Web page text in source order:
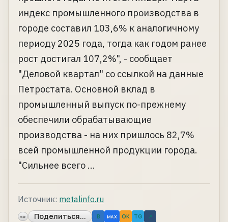
индекс промышленного производства в
городе составил 103,6% к аналогичному
периоду 2025 года, тогда как годом ранее
рост достигал 107,2%", - сообщает
"Деловой квартал" со ссылкой на данные
Петростата. Основной вклад в
промышленный выпуск по-прежнему
обеспечили обрабатывающие
производства - на них пришлось 82,7%
всей промышленной продукции города.
"Сильнее всего ...
Источник: metalinfo.ru
«» Поделиться... B MAX OK TG ↗